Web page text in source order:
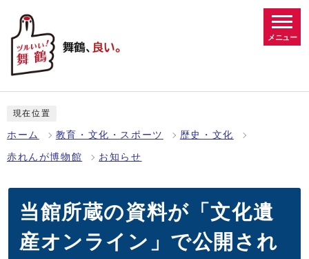
メニュー
現在位置
ホーム 教育・文化・スポーツ 歴史・文化
赤れんが博物館 お知らせ
当館所蔵の資料が「文化遺
産オンライン」で公開され